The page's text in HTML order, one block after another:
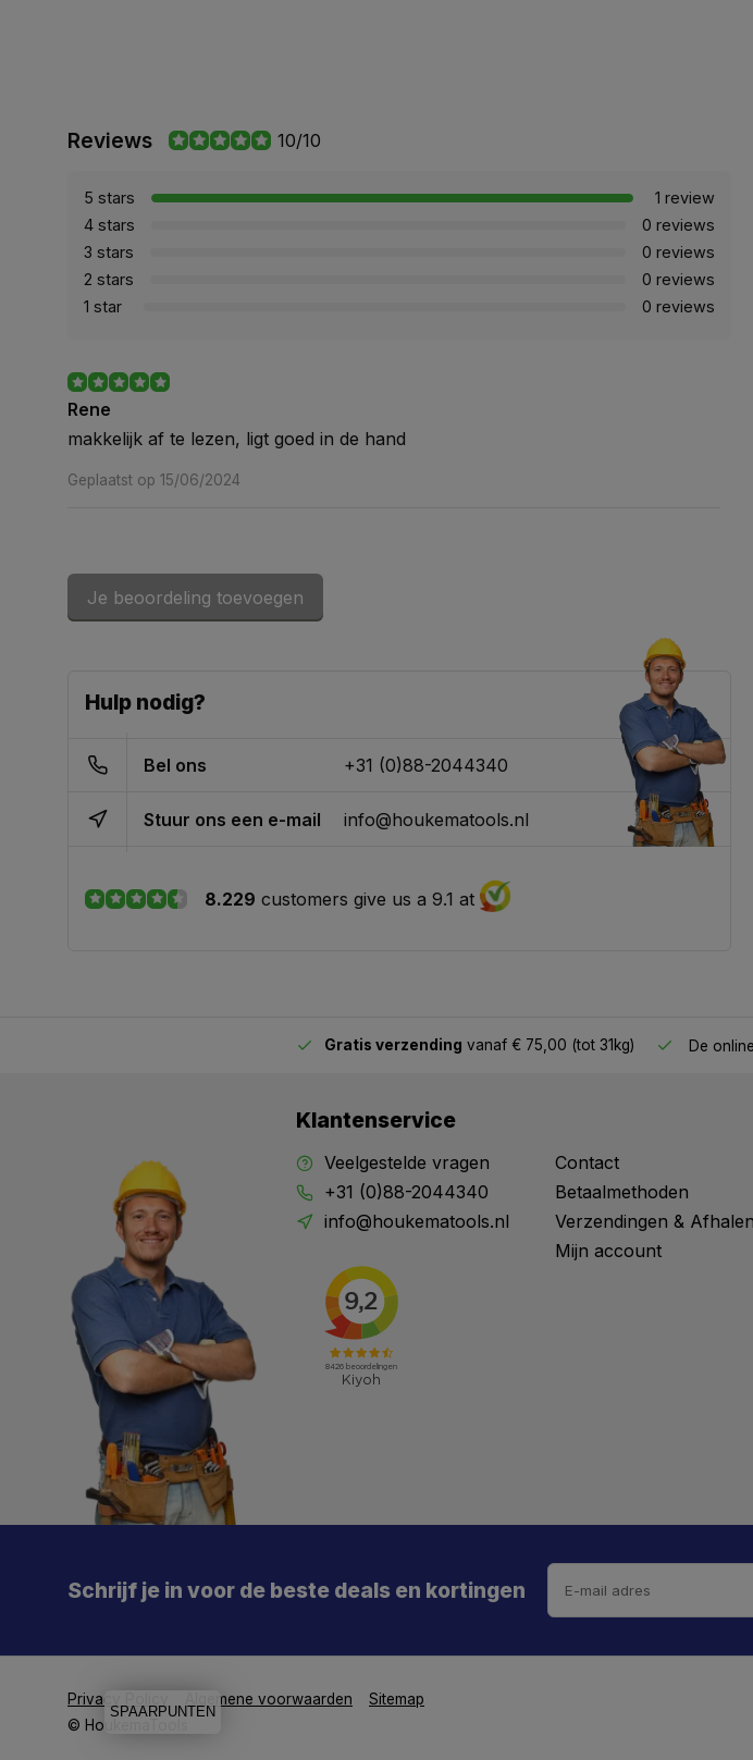
Reviews 10/10
5 stars
1 review
4 stars
0 reviews
3 stars
0 reviews
2 stars
0 reviews
1 star
0 reviews
Rene
makkelijk af te lezen, ligt goed in de hand
Geplaatst op 15/06/2024
Je beoordeling toevoegen
Hulp nodig?
Bel ons +31 (0)88-2044340
Stuur ons een e-mail info@houkematools.nl
8.229 customers give us a 9.1 at
Gratis verzending vanaf € 75,00 (tot 31kg) De online
Klantenservice
Veelgestelde vragen
+31 (0)88-2044340
info@houkematools.nl
Contact
Betaalmethoden
Verzendingen & Afhalen
Mijn account
Schrijf je in voor de beste deals en kortingen
Privacy Policy Algemene voorwaarden
Sitemap
© HoukemaTools
Meld je aan en mis geen enkele actie, aanbieding
of nieuwe deal meer. Én je krijgt direct €5 korting!
Aanmelden
Je hebt de weg vrij gemaaid naar €5
De kortingscode is onderweg naar je
SPAARPUNTEN